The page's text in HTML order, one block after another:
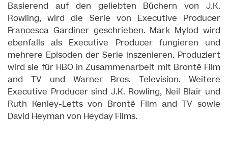
Basierend auf den geliebten Büchern von J.K.
Rowling, wird die Serie von Executive Producer
Francesca Gardiner geschrieben. Mark Mylod wird
ebenfalls als Executive Producer fungieren und
mehrere Episoden der Serie inszenieren. Produziert
wird sie für HBO in Zusammenarbeit mit Brontë Film
and TV und Warner Bros. Television. Weitere
Executive Producer sind J.K. Rowling, Neil Blair und
Ruth Kenley-Letts von Brontë Film and TV sowie
David Heyman von Heyday Films.